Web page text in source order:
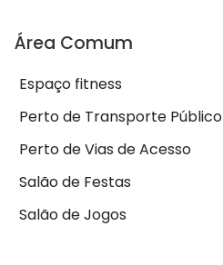
Área Comum
Espaço fitness
Perto de Transporte Público
Perto de Vias de Acesso
Salão de Festas
Salão de Jogos